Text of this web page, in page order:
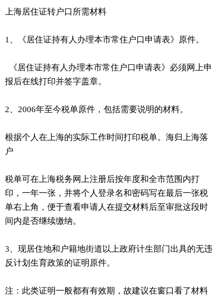
上海居住证转户口所需材料
1、《居住证持有人办理本市常住户口申请表》原件。
《居住证持有人办理本市常住户口申请表》必须网上申
报后在线打印并签字盖章。
2、2006年至今税单原件，包括需要说明的材料。
根据个人在上海的实际工作时间打印税单。海归上海落
户
税单可在上海税务网上注册后按年度和全市范围内打
印，一年一张，并将个人登录名和密码写在最后一张税
单右上角，便于查看申请人在提交材料后至审批这段时
间内是否继续缴纳。
3、现居住地和户籍地街道以上政府计生部门出具的无违
反计划生育政策的证明原件。
注：此类证明一般都有有效期，故建议在窗口看了材料